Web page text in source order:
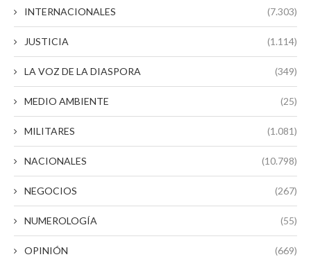
INTERNACIONALES (7.303)
JUSTICIA (1.114)
LA VOZ DE LA DIASPORA (349)
MEDIO AMBIENTE (25)
MILITARES (1.081)
NACIONALES (10.798)
NEGOCIOS (267)
NUMEROLOGÍA (55)
OPINIÓN (669)